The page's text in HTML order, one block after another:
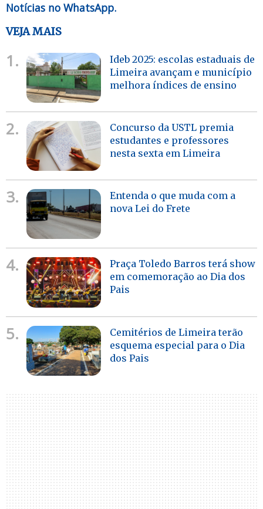
Notícias no WhatsApp.
VEJA MAIS
1.
Ideb 2025: escolas estaduais de
Limeira avançam e município
melhora índices de ensino
2.
Concurso da USTL premia
estudantes e professores
nesta sexta em Limeira
3.
Entenda o que muda com a
nova Lei do Frete
4.
Praça Toledo Barros terá show
em comemoração ao Dia dos
Pais
5.
Cemitérios de Limeira terão
esquema especial para o Dia
dos Pais